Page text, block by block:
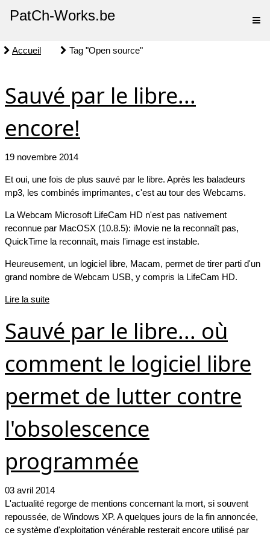
PatCh-Works.be
Accueil Tag "Open source"
Sauvé par le libre...
encore!
19 novembre 2014
Et oui, une fois de plus sauvé par le libre. Après les baladeurs
mp3, les combinés imprimantes, c'est au tour des Webcams.
La Webcam Microsoft LifeCam HD n'est pas nativement
reconnue par MacOSX (10.8.5): iMovie ne la reconnaît pas,
QuickTime la reconnaît, mais l'image est instable.
Heureusement, un logiciel libre, Macam, permet de tirer parti d'un
grand nombre de Webcam USB, y compris la LifeCam HD.
Lire la suite
Sauvé par le libre... où
comment le logiciel libre
permet de lutter contre
l'obsolescence
programmée
03 avril 2014
L'actualité regorge de mentions concernant la mort, si souvent
repoussée, de Windows XP. A quelques jours de la fin annoncée,
ce système d'exploitation vénérable resterait encore utilisé par